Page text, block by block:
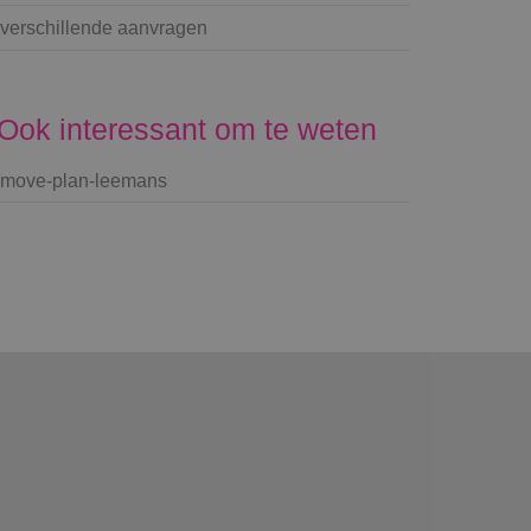
verschillende aanvragen
interessant om te weten
move-plan-leemans